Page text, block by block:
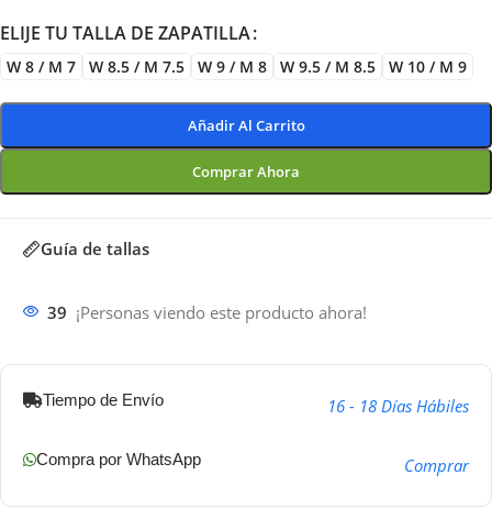
ELIJE TU TALLA DE ZAPATILLA
W 8 / M 7 W 8.5 / M 7.5 W 9 / M 8 W 9.5 / M 8.5 W 10 / M 9
Añadir Al Carrito
Comprar Ahora
Guía de tallas
39 ¡Personas viendo este producto ahora!
Tiempo de Envío 16 - 18 Días Hábiles
Compra por WhatsApp Comprar